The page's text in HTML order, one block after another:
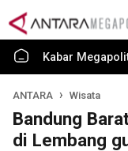
Kabar
ANTARA Wisata
Bandung
di Lembang